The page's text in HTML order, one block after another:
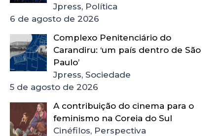
Jpress, Política
6 de agosto de 2026
Complexo Penitenciário do
Carandiru: ‘um país dentro de São
Paulo’
Jpress, Sociedade
5 de agosto de 2026
A contribuição do cinema para o
feminismo na Coreia do Sul
Cinéfilos, Perspectiva